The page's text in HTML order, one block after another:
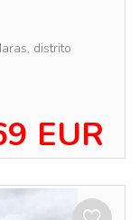
distrito
EUR